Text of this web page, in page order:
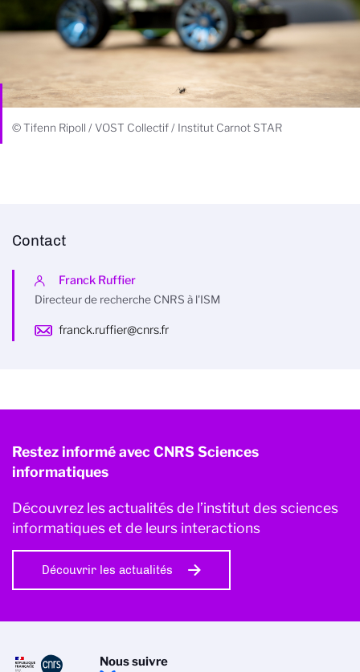
© Tifenn Ripoll / VOST Collectif / Institut Carnot STAR
Contact
Franck Ruffier
Directeur de recherche CNRS à l'ISM
franck.ruffier@cnrs.fr
Restez informé avec CNRS Sciences
informatiques
Découvrez les actualités de l’institut des sciences
informatiques et de leurs interactions
Découvrir les actualités
Nous suivre